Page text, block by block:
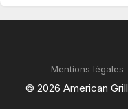
Mentions légales
© 2026 American Grill